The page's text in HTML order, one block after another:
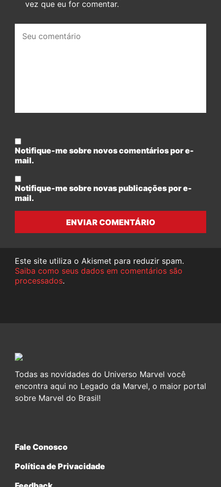
vez que eu for comentar.
comentário:
Notifique-me sobre novos comentários por e-
mail.
Notifique-me sobre novas publicações por e-
mail.
ENVIAR COMENTÁRIO
Este site utiliza o Akismet para reduzir spam.
Saiba como seus dados em comentários são
processados.
Todas as novidades do Universo Marvel você
encontra aqui no Legado da Marvel, o maior portal
sobre Marvel do Brasil!
Fale Conosco
Política de Privacidade